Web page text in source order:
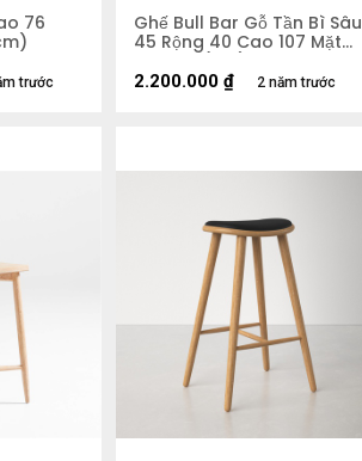
76
trước
Ghế Bull Bar Gỗ Tần Bì Sâu
45 Rộng 40 Cao 107 Mặt
Ngồi 70 (cm)
2 năm trước
2.200.000 ₫